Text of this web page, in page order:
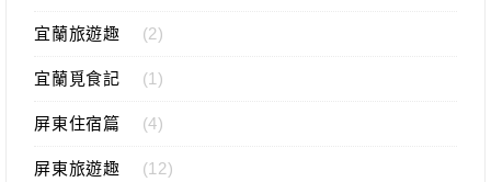
宜蘭旅遊趣 (2)
宜蘭覓食記 (1)
屏東住宿篇 (4)
屏東旅遊趣 (12)